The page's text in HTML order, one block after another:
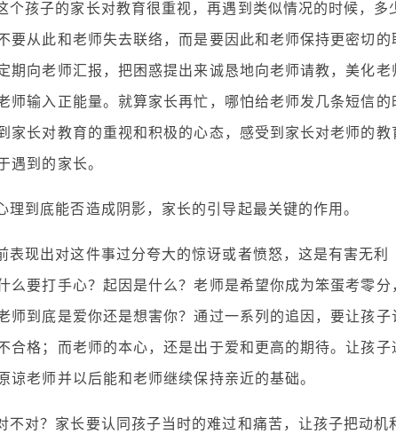
孩子的家长对教育很重视，再遇到类似情况的时候，多
要从此和老师失去联络，而是要因此和老师保持更密切的
期向老师汇报，把困惑提出来诚恳地向老师请教，美化老
师输入正能量。就算家长再忙，哪怕给老师发几条短信的
家长对教育的重视和积极的心态，感受到家长对老师的教
遇到的家长。
到底能否造成阴影，家长的引导起最关键的作用。
现出对这件事过分夸大的惊讶或者愤怒，这是有害无利
要打手心？起因是什么？老师是希望你成为笨蛋考零分
师到底是爱你还是想害你？通过一系列的追因，要让孩子
合格；而老师的本心，还是出于爱和更高的期待。让孩子
老师并以后能和老师继续保持亲近的基础。
对？家长要认同孩子当时的难过和痛苦，让孩子把动机